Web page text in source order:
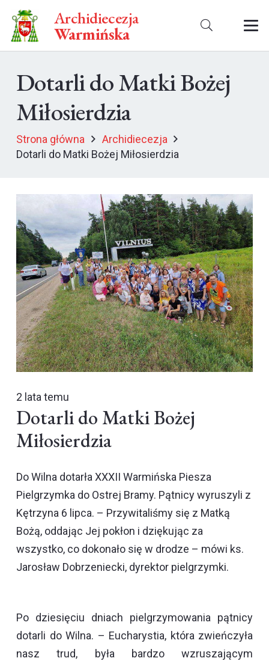
Archidiecezja
Warmińska
Dotarli do Matki Bożej
Miłosierdzia
Strona główna
Archidiecezja
Dotarli do Matki Bożej Miłosierdzia
2 lata temu
Dotarli do Matki Bożej
Miłosierdzia
Do Wilna dotarła XXXII Warmińska Piesza
Pielgrzymka do Ostrej Bramy. Pątnicy wyruszyli z
Kętrzyna 6 lipca. – Przywitaliśmy się z Matką
Bożą, oddając Jej pokłon i dziękując za
wszystko, co dokonało się w drodze – mówi ks.
Jarosław Dobrzeniecki, dyrektor pielgrzymki.
Po dziesięciu dniach pielgrzymowania pątnicy
dotarli do Wilna. – Eucharystia, która zwieńczyła
nasz trud, była bardzo wzruszającym